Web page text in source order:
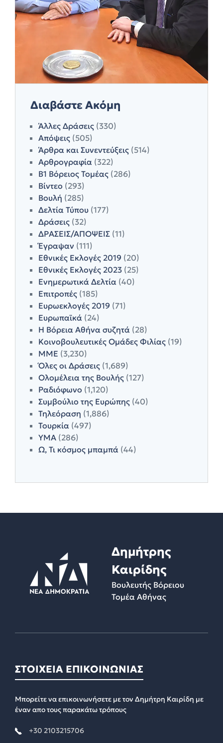
Διαβάστε Ακόμη
Άλλες Δράσεις (330)
Απόψεις (505)
Άρθρα και Συνεντεύξεις (514)
Αρθρογραφία (322)
Β1 Βόρειος Τομέας (286)
Βίντεο (293)
Βουλή (285)
Δελτία Τύπου (177)
Δράσεις (32)
ΔΡΑΣΕΙΣ/ΑΠΟΨΕΙΣ (11)
Έγραψαν (111)
Εθνικές Εκλογές 2019 (20)
Εθνικές Εκλογές 2023 (25)
Ενημερωτικά Δελτία (40)
Επιτροπές (185)
Ευρωεκλογές 2019 (71)
Ευρωπαϊκά (24)
Η Βόρεια Αθήνα συζητά (28)
Κοινοβουλευτικές Ομάδες Φιλίας (19)
ΜΜΕ (3,230)
Όλες οι Δράσεις (1,689)
Ολομέλεια της Βουλής (127)
Ραδιόφωνο (1,120)
Συμβούλιο της Ευρώπης (40)
Τηλεόραση (1,886)
Τουρκία (497)
ΥΜΑ (286)
Ω, Τι κόσμος μπαμπά (44)
Δημήτρης
Καιρίδης
Βουλευτής Βόρειου
Τομέα Αθήνας
ΣΤΟΙΧΕΙΑ ΕΠΙΚΟΙΝΩΝΙΑΣ
Μπορείτε να επικοινωνήσετε με τον Δημήτρη Καιρίδη με
έναν απο τους παρακάτω τρόπους
+30 2103215706